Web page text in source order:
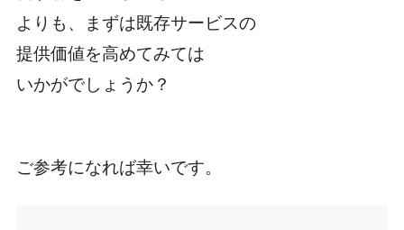
よりも、まずは既存サービスの
提供価値を高めてみては
いかがでしょうか？
ご参考になれば幸いです。